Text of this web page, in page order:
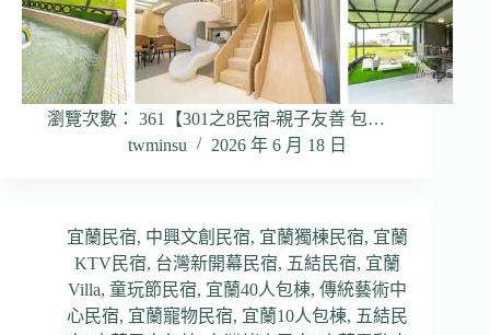
瀏覽次數： 361【301之8民宿-親子友善 包…
twminsu
2026 年 6 月 18 日
宜蘭民宿, 中興文創民宿, 宜蘭獨棟民宿, 宜蘭
KTV民宿, 台灣新開幕民宿, 五結民宿, 宜蘭
Villa,童玩節民宿, 宜蘭40人包棟,傳統藝術中
心民宿, 宜蘭寵物民宿, 宜蘭10人包棟, 五結民